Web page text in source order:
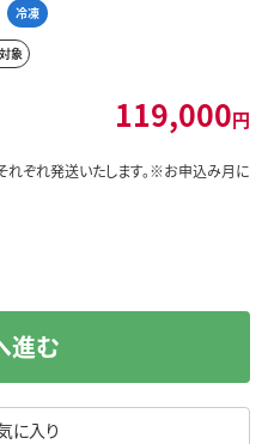
冷凍
象
119,000円
れぞれ発送いたします。※お申込み月に
に入り
進む